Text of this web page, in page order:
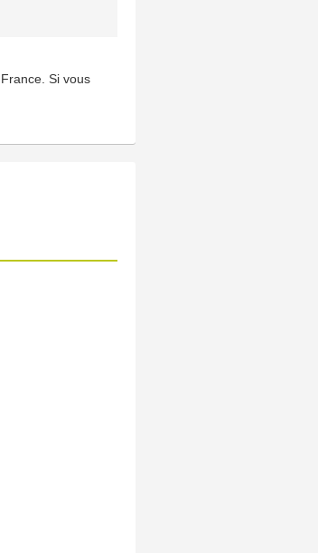
Si vous